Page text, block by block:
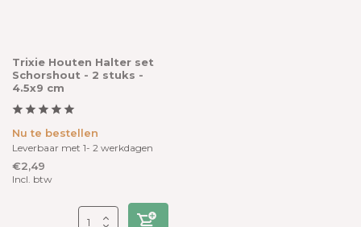
Trixie Houten Halter set
Schorshout - 2 stuks -
4.5x9 cm
Nu te bestellen
Leverbaar met 1- 2 werkdagen
€2,49
Incl. btw